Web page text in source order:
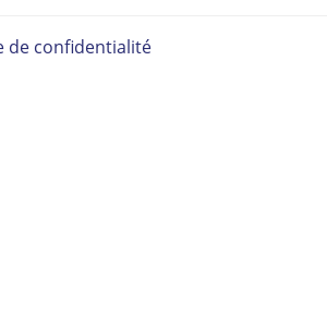
de confidentialité